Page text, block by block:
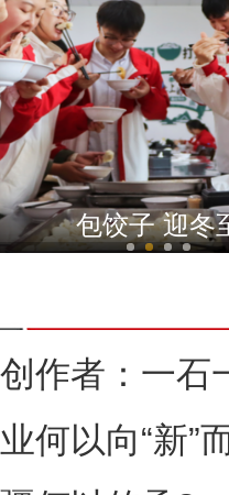
| 新疆吐鲁番烘焙
包饺子 迎冬
作者：一石
何以向“新”